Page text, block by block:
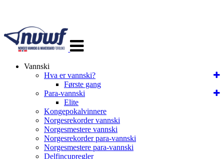
navigasjon
Vannski
Hva er vannski?
Første gang
Para-vannski
Elite
Kongepokalvinnere
Norgesrekorder vannski
Norgesmestere vannski
Norgesrekorder para-vannski
Norgesmestere para-vannski
Delfincupregler